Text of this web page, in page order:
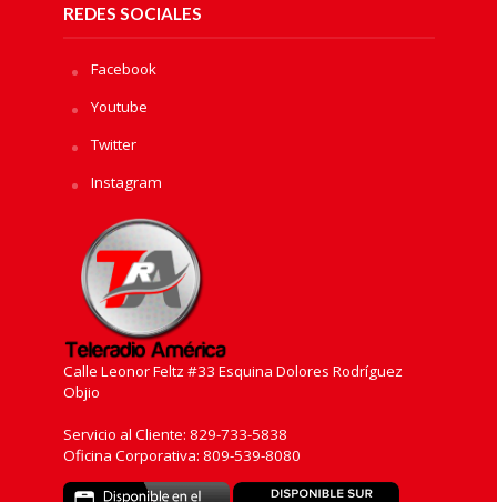
REDES SOCIALES
Facebook
Youtube
Twitter
Instagram
Calle Leonor Feltz #33 Esquina Dolores Rodríguez
Objio
Servicio al Cliente: 829-733-5838
Oficina Corporativa: 809-539-8080